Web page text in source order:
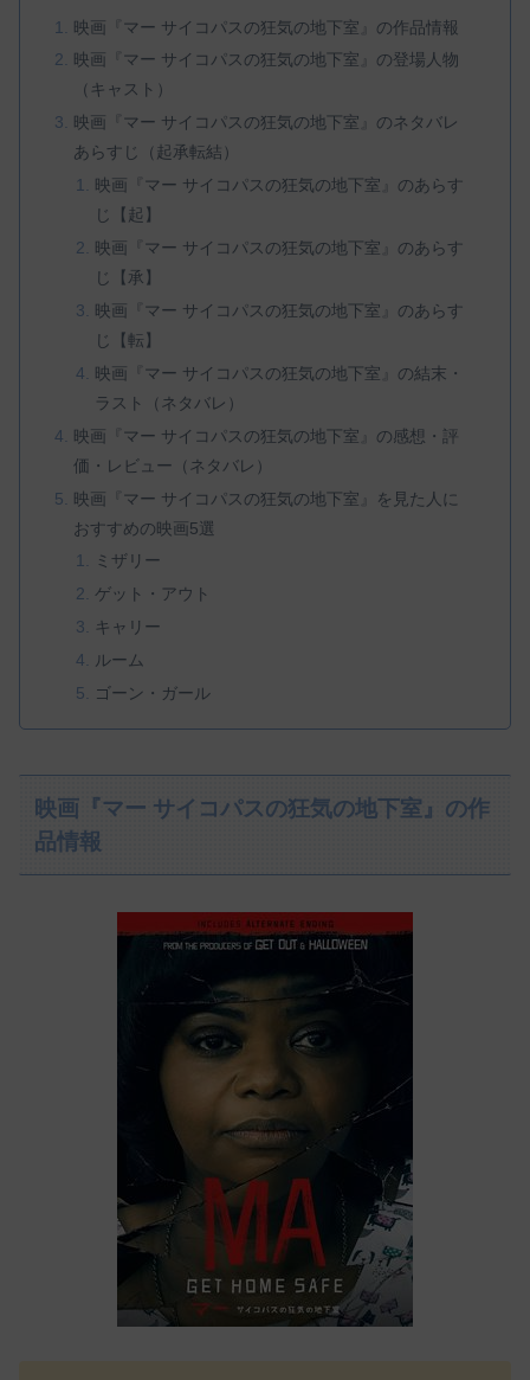
映画『マー サイコパスの狂気の地下室』の作品情報
映画『マー サイコパスの狂気の地下室』の登場人物
（キャスト）
映画『マー サイコパスの狂気の地下室』のネタバレ
あらすじ（起承転結）
映画『マー サイコパスの狂気の地下室』のあらす
じ【起】
映画『マー サイコパスの狂気の地下室』のあらす
じ【承】
映画『マー サイコパスの狂気の地下室』のあらす
じ【転】
映画『マー サイコパスの狂気の地下室』の結末・
ラスト（ネタバレ）
映画『マー サイコパスの狂気の地下室』の感想・評
価・レビュー（ネタバレ）
映画『マー サイコパスの狂気の地下室』を見た人に
おすすめの映画5選
ミザリー
ゲット・アウト
キャリー
ルーム
ゴーン・ガール
映画『マー サイコパスの狂気の地下室』の作
品情報